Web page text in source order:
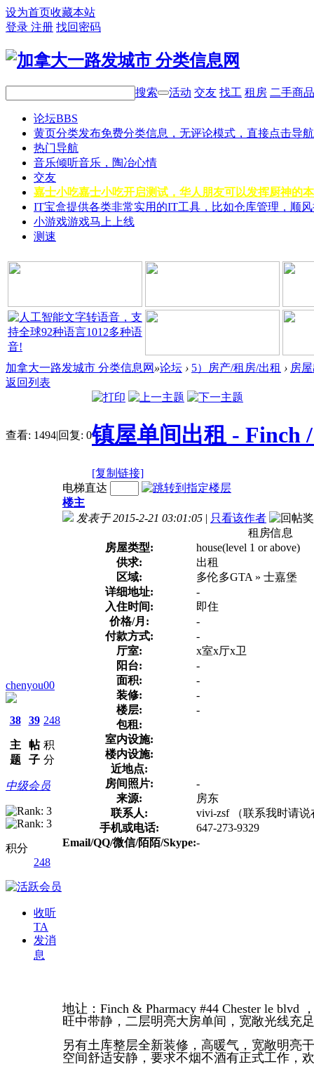
设为首页收藏本站
登录 注册 找回密码
搜索 活动 交友 找工 租房 二手商品
论坛BBS
黄页分类发布免费分类信息，无评论模式，直接点击导
热门导航
音乐倾听音乐，陶冶心情
交友
嘉士小吃嘉士小吃开启测试，华人朋友可以发挥厨神的
IT宝盒提供各类非常实用的IT工具，比如仓库管理，顺
小游戏游戏马上上线
测速
加拿大一路发城市 分类信息网 »论坛 › 5）房产/租房/出租 › 房
返回列表
查看: 1494|回复: 0镇屋单间出租 - Finch
[复制链接]
chenyou00
38
主
题
39
帖
子
248
积
分
中级会员
积分
248
收听
TA
发消
息
电梯直达
楼主
发表于 2015-2-21 03:01:05 | 只看该作者
租房信息
房屋类型:
house(level 1 or above)
供求:
出租
区域:
多伦多GTA » 士嘉堡
详细地址:
-
入住时间:
即住
价格/月:
-
付款方式:
-
厅室:
x室x厅x卫
阳台:
-
面积:
-
装修:
-
楼层:
-
包租:
室内设施:
楼内设施:
近地点:
房间照片:
-
来源:
房东
联系人:
vivi-zsf （联系我时请
手机或电话:
647-273-9329
Email/QQ/微信/陌陌/Skype:-
地让：Finch & Pharmacy #44 Chester le
旺中带静，二层明亮大房单间，宽敞光线充
另有土库整层全新装修，高暖气，宽敞明亮
空间舒适安静，要求不烟不酒有正式工作，